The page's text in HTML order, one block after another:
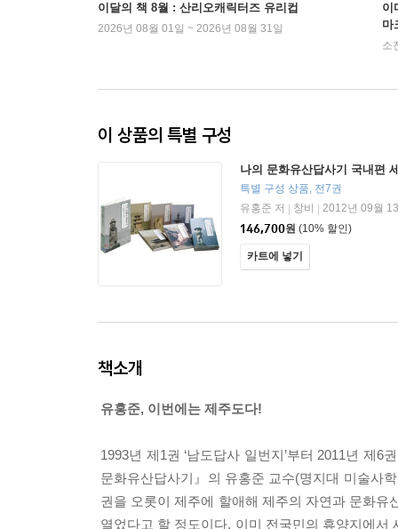
이달의 책 8월 : 산리오캐릭터즈 유리컵
2026년 08월 01일 ~ 2026년 08월 31일
이
마
소
이 상품의 특별 구성
나의 문화유산답사기 국내편
특별 구성 상품, 전7권
유홍준 저
창비
2012년 09월
146,700원 (10% 할인)
카트에 넣기
책소개
유홍준, 이번에는 제주도다!
1993년 제1권 ‘남도답사 일번지’부터 2011년 제
문화유산답사기』의 유홍준 교수(명지대 미술사
권을 오롯이 제주에 할애해 제주의 자연과 문화
열었다고 할 정도이다. 이미 전국민의 휴양지에